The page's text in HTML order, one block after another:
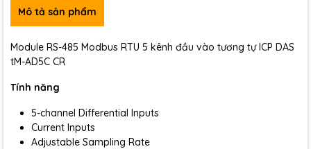
Mô tả sản phẩm
Module RS-485 Modbus RTU 5 kênh đầu vào tương tự ICP DAS
tM-AD5C CR
Tính năng
5-channel Differential Inputs
Current Inputs
Adjustable Sampling Rate